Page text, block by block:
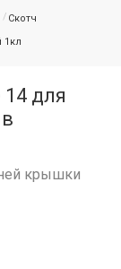
Скотч
1кл
для
крышки